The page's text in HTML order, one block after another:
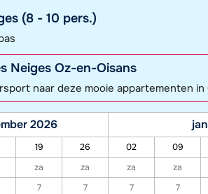
(8 - 10 pers.)
Neiges Oz-en-Oisans
naar deze mooie appartementen
2026
19 26 02 09
za za za za
7 7 7 7